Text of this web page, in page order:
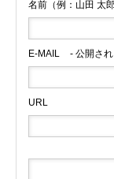
名前（例：山田 太郎
E-MAIL - 公開さ
URL